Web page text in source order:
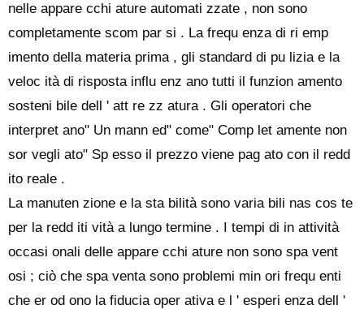
nelle appare cchi ature automati zzate , non sono
completamente scom par si . La frequ enza di ri emp
imento della materia prima , gli standard di pu lizia e la
veloc ità di risposta influ enz ano tutti il funzion amento
sosteni bile dell ' att re zz atura . Gli operatori che
interpret ano" Un mann ed" come" Comp let amente non
sor vegli ato" Sp esso il prezzo viene pag ato con il redd
ito reale .
La manuten zione e la sta bilità sono varia bili nas cos te
per la redd iti vità a lungo termine . I tempi di in attività
occasi onali delle appare cchi ature non sono spa vent
osi ; ciò che spa venta sono problemi min ori frequ enti
che er od ono la fiducia oper ativa e l ' esperi enza dell '